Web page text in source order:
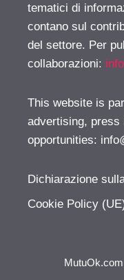
tematici di
contano sul
del settore. Per
collaborazioni:
This website is
advertising, press
opportunities:
Dichiarazione
Cookie Policy